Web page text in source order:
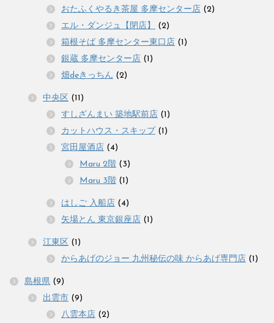
おたふくやるき茶屋 多摩センター店 (2)
エル・ダンジュ【閉店】
(2)
箱根そば 多摩センター東口店 (1)
銀蔵 多摩センター店 (1)
畑deきっちん (2)
中央区 (11)
すしざんまい 築地駅前店 (1)
カットハウス・スキップ (1)
宮田屋酒店 (4)
Maru 2階 (3)
Maru 3階 (1)
はしご 入船店 (4)
矢場とん 東京銀座店 (1)
江東区 (1)
からあげのジョー 九州秘伝の味 からあげ専門店 (1)
島根県 (9)
出雲市 (9)
八雲本店 (2)